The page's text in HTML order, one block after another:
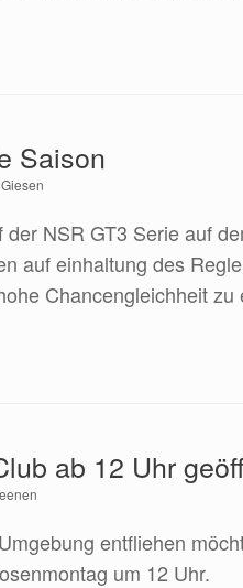
Saison
NSR GT3 Serie auf
auf einhaltung des
Chancengleichheit zu
ab 12 Uhr
entfliehen
um 12 Uhr.